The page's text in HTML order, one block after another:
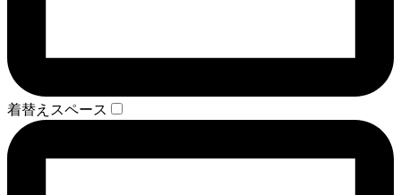
着替えスペース